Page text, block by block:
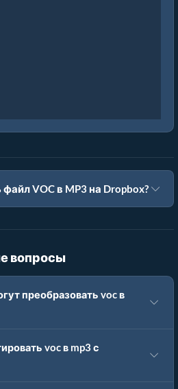
VOC в MP3 на Dropbox?
вопросы
преобразовать voc в
voc в mp3 с